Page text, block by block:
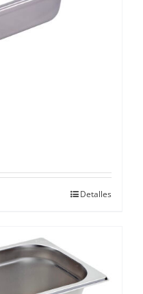
Detalles